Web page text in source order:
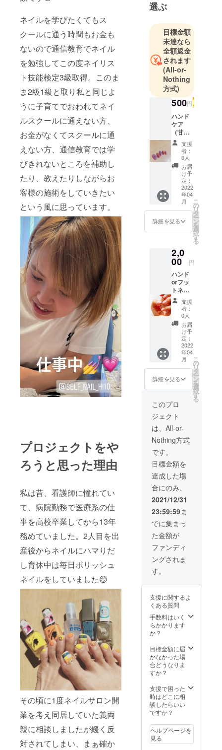
ネイルを学びたくてもス
クールに通う時間もお金も
ないので通信教育でネイル
を勉強してこの度ネイリス
ト技能検定3級取得。このま
ま2級1級と取り私と同じよ
うに子育てでおわれてネイ
ルスクールに通えない方、
お金がなくてスクールに通
えない方、通信教育では学
びきれないところを補助し
たり、教えたりしながらお
客様の施術をしていきたい
という風に思っています。
プロジェクトをや
ろうと思った理由
私は昔、看護師に憧れてい
て、病院勤務で医療系の仕
事を高校卒業してから13年
務めていました。2人目を出
産後からネイルにハマりだ
し育休中は毎日ポリッシュ
ネイルをしていました😊
その頃に1度ネイルサロン開
業を考え同居していた義両
親に相談しましたが緩く反
対されてしまい、まぁ確か
選ぶ
目標金額
未達なら
全額返金
されます
(All-or-
Nothing
方式)
500円
ハンド
ケア
（甘皮
処理、
爪） 爪
の整
形、甘
皮処
理、保
湿のケ
アをや
らせて
頂きま
す。 希
望あり
ました
アジェ
ルのみ
塗布可
能で
す。 有
効期限
2022年
4月~9月
まで
支援
者：
0人
お届
け予
定：
2022
年04
月
詳細を見る
こ
の
リ
タ
ー
ン
を
選
択
す
る
2,0
00 円
ハンド
orフッ
トネイ
ルの施
術 何本
アート
しても
ストー
ンつけ
ても何
しても
値段変
動しま
せ
ん！！2
回まで
2000円
です！
有効期
限2022
年4月~9
月まで
支援
者：
0人
お届
け予
定：
2022
年04
月
詳細を見る
こ
の
リ
タ
ー
ン
を
選
択
す
る
このプロ
ジェクト
は、All-or-
Nothing方式
です。
目標金額を
達成した場
合にのみ、
2021/12/31
23:59:59ま
でに集まっ
た金額が
ファンディ
ングされま
す。
支援に関するよ
くある質問
手数料はいく
らかかります
か？
目標金額に届
かなかった場
合どうなりま
すか？
支援で困った
時はどこに相
談したらいい
ですか？
ヘルプページを
見る